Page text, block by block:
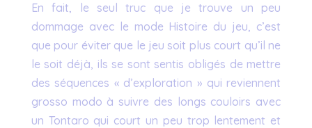
En fait, le seul truc que je trouve un peu
dommage avec le mode Histoire du jeu, c’est
que pour éviter que le jeu soit plus court qu’il ne
le soit déjà, ils se sont sentis obligés de mettre
des séquences « d’exploration » qui reviennent
grosso modo à suivre des longs couloirs avec
un Tontaro qui court un peu trop lentement et